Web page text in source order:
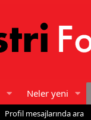
Neler yeni
Profil mesajlarında ara